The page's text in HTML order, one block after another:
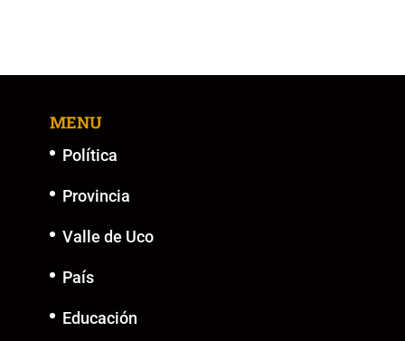
MENU
Política
Provincia
Valle de Uco
País
Educación